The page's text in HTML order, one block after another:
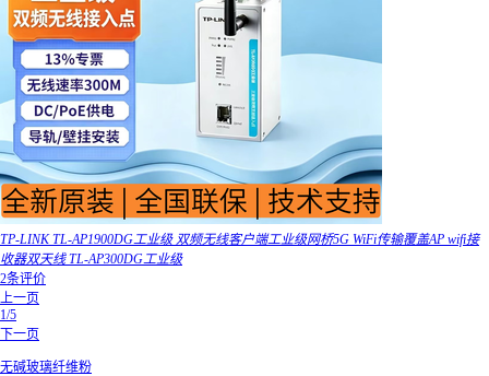
TP-LINK TL-AP1900DG工业级 双频无线客户端工业级网桥5G WiFi传输覆盖AP wifi接
收器双天线 TL-AP300DG工业级
2条评价
上一页
1/5
下一页
无碱玻璃纤维粉